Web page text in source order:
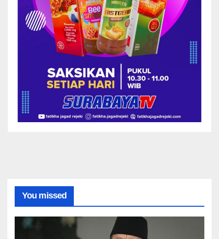
You missed